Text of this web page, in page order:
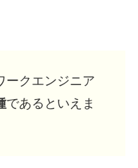
ークエンジニア
であるといえま